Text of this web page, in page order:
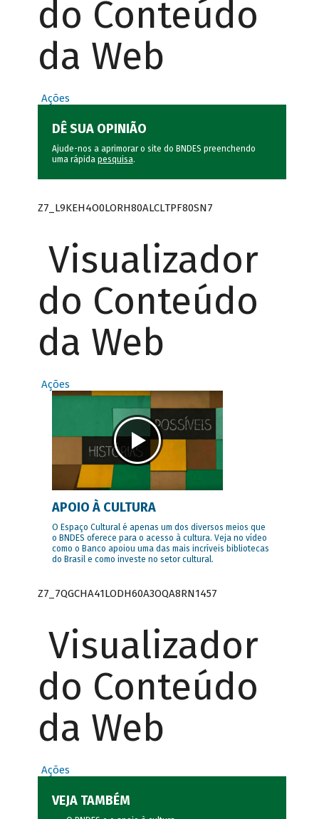
do Conteúdo
da Web
Ações
DÊ SUA OPINIÃO
Ajude-nos a aprimorar o site do BNDES preenchendo
uma rápida pesquisa.
Z7_L9KEH4O0LORH80ALCLTPF80SN7
Visualizador
do Conteúdo
da Web
Ações
APOIO À CULTURA
O Espaço Cultural é apenas um dos diversos meios que
o BNDES oferece para o acesso à cultura. Veja no vídeo
como o Banco apoiou uma das mais incríveis bibliotecas
do Brasil e como investe no setor cultural.
Z7_7QGCHA41LODH60A3OQA8RN1457
Visualizador
do Conteúdo
da Web
Ações
VEJA TAMBÉM